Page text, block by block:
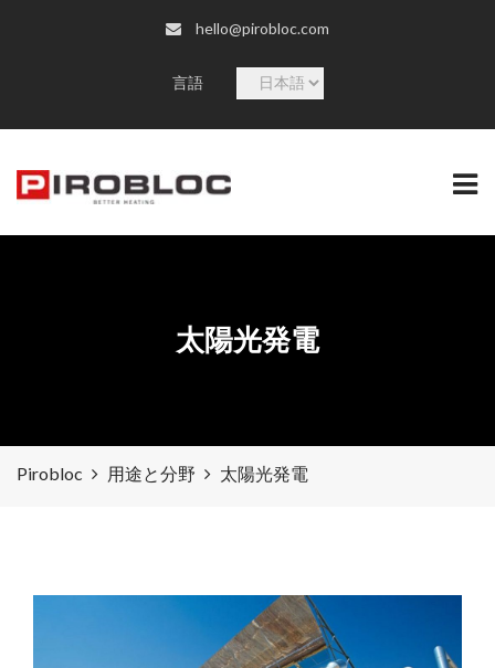
hello@pirobloc.com
言語
語
を
太陽光発電
Pirobloc 用途と分野 太陽光発電